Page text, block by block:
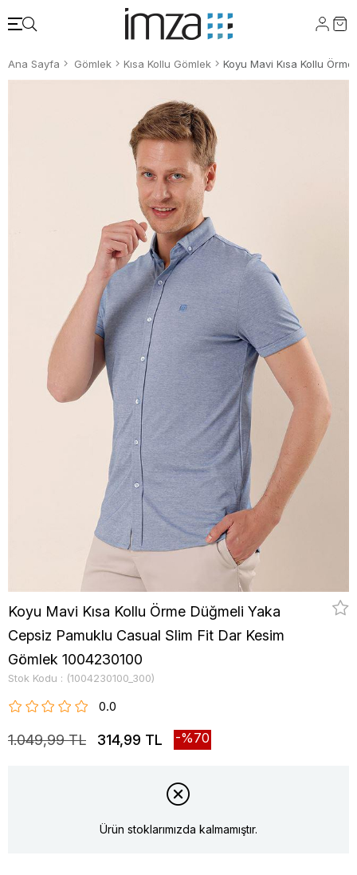
Ana Sayfa Gömlek Kısa Kollu Gömlek
Koyu Mavi Kısa Kollu Örme Düğmeli Yaka
Cepsiz Pamuklu Casual Slim Fit Dar Kesim
Gömlek 1004230100
Stok Kodu (1004230100_300)
0.0
1.049,99 TL 314,99 TL 70
Ürün stoklarımızda kalmamıştır.